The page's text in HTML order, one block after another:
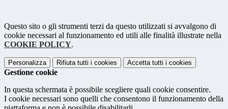
Questo sito o gli strumenti terzi da questo utilizzati si avvalgono di
cookie necessari al funzionamento ed utili alle finalità illustrate nella
COOKIE POLICY.
Personalizza Rifiuta tutti i cookies Accetta tutti i cookies
Gestione cookie
In questa schermata è possibile scegliere quali cookie consentire.
I cookie necessari sono quelli che consentono il funzionamento della